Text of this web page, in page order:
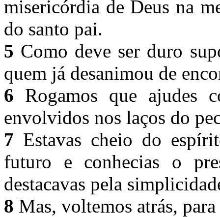
misericórdia de Deus na
do santo pai.
5 Como deve ser duro
quem já desanimou de
6 Rogamos que ajudes
envolvidos nos laços do
7 Estavas cheio do
futuro e conhecias o
destacavas pela
8 Mas, voltemos atrás,